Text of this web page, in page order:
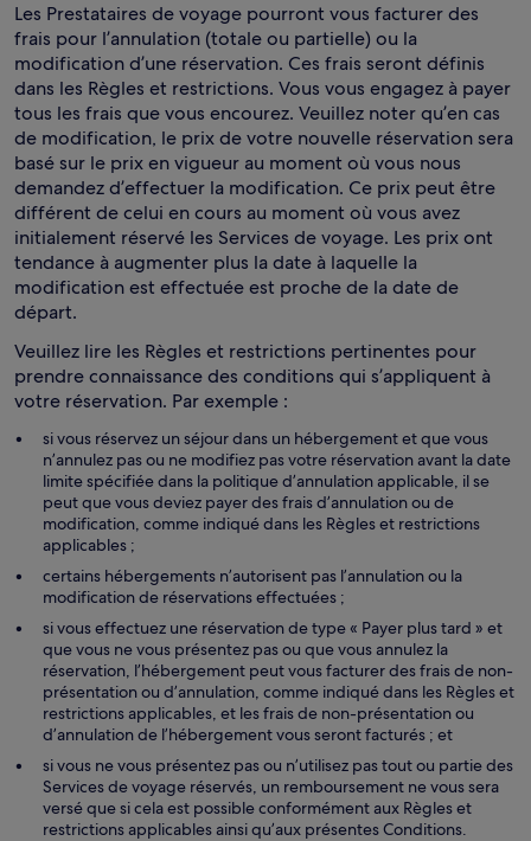
Les Prestataires de voyage pourront vous facturer des
frais pour l’annulation (totale ou partielle) ou la
modification d’une réservation. Ces frais seront définis
dans les Règles et restrictions. Vous vous engagez à payer
tous les frais que vous encourez. Veuillez noter qu’en cas
de modification, le prix de votre nouvelle réservation sera
basé sur le prix en vigueur au moment où vous nous
demandez d’effectuer la modification. Ce prix peut être
différent de celui en cours au moment où vous avez
initialement réservé les Services de voyage. Les prix ont
tendance à augmenter plus la date à laquelle la
modification est effectuée est proche de la date de
départ.
Veuillez lire les Règles et restrictions pertinentes pour
prendre connaissance des conditions qui s’appliquent à
votre réservation. Par exemple :
si vous réservez un séjour dans un hébergement et que vous
n’annulez pas ou ne modifiez pas votre réservation avant la date
limite spécifiée dans la politique d’annulation applicable, il se
peut que vous deviez payer des frais d’annulation ou de
modification, comme indiqué dans les Règles et restrictions
applicables ;
certains hébergements n’autorisent pas l’annulation ou la
modification de réservations effectuées ;
si vous effectuez une réservation de type « Payer plus tard » et
que vous ne vous présentez pas ou que vous annulez la
réservation, l’hébergement peut vous facturer des frais de non-
présentation ou d’annulation, comme indiqué dans les Règles et
restrictions applicables, et les frais de non-présentation ou
d’annulation de l’hébergement vous seront facturés ; et
si vous ne vous présentez pas ou n’utilisez pas tout ou partie des
Services de voyage réservés, un remboursement ne vous sera
versé que si cela est possible conformément aux Règles et
restrictions applicables ainsi qu’aux présentes Conditions.